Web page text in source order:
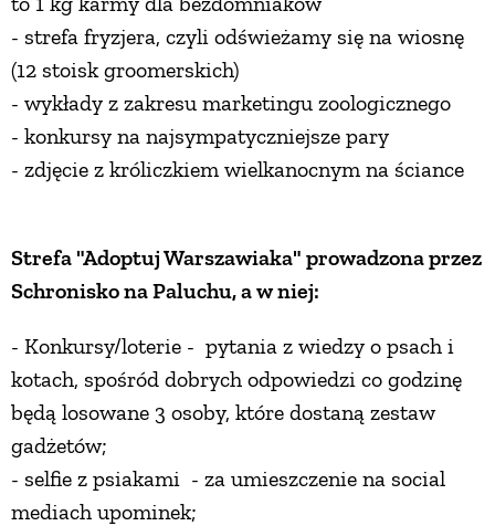
- strefa fryzjera, czyli odświeżamy się na wiosnę
(12 stoisk groomerskich)
- wykłady z zakresu marketingu zoologicznego
- konkursy na najsympatyczniejsze pary
- zdjęcie z króliczkiem wielkanocnym na ściance
Strefa "Adoptuj Warszawiaka" prowadzona przez
Schronisko na Paluchu, a w niej:
- Konkursy/loterie - pytania z wiedzy o psach i
kotach, spośród dobrych odpowiedzi co godzinę
będą losowane 3 osoby, które dostaną zestaw
gadżetów;
- selfie z psiakami - za umieszczenie na social
mediach upominek;